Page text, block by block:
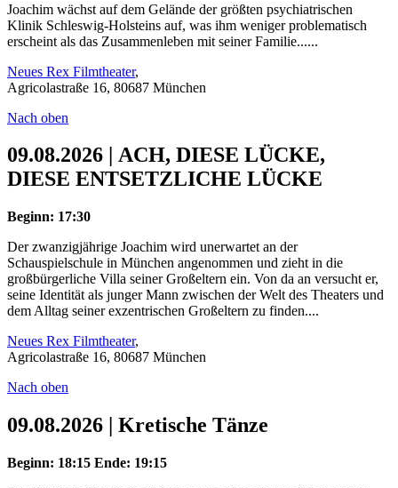
Joachim wächst auf dem Gelände der größten psychiatrischen
Klinik Schleswig-Holsteins auf, was ihm weniger problematisch
erscheint als das Zusammenleben mit seiner Familie......
Neues Rex Filmtheater,
Agricolastraße 16, 80687 München
Nach oben
09.08.2026 | ACH, DIESE LÜCKE,
DIESE ENTSETZLICHE LÜCKE
Beginn: 17:30
Der zwanzigjährige Joachim wird unerwartet an der
Schauspielschule in München angenommen und zieht in die
großbürgerliche Villa seiner Großeltern ein. Von da an versucht er,
seine Identität als junger Mann zwischen der Welt des Theaters und
dem Alltag seiner exzentrischen Großeltern zu finden....
Neues Rex Filmtheater,
Agricolastraße 16, 80687 München
Nach oben
09.08.2026 | Kretische Tänze
Beginn: 18:15 Ende: 19:15